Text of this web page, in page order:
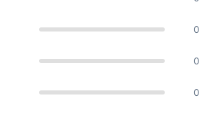
0
0
0